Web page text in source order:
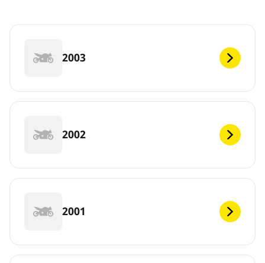
2003
2002
2001